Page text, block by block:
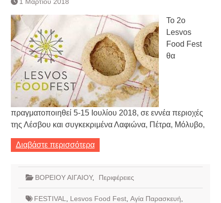
Κατάργηση βιβλιαρίων Υγείας
Ημερήσιο Δελτίο Τιμών
Συναλλάγματος &
Τραπεζογραμματίων 7-3-2019
Ημερήσιο Δελτίο Τιμών
Συναλλάγματος &
Τραπεζογραμματίων 4-3-2019
Κάθοδος αγροτών
Το 2ο
Lesvos
Food Fest
θα
πραγματοποιηθεί 5-15 Ιουλίου 2018, σε εννέα περιοχές
της Λέσβου και συγκεκριμένα Λαφιώνα, Πέτρα, Μόλυβο,
Διαβάστε περισσότερα
ΒΟΡΕΙΟΥ ΑΙΓΑΙΟΥ, Περιφέρειες
FESTIVAL Lesvos Food Fest, Αγία Παρασκευή